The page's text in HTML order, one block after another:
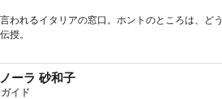
言われるイタリアの窓口。ホントのところは、
授。
ーラ 砂和子
イド